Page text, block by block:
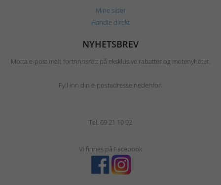
Mine sider
Handle direkt
NYHETSBREV
Motta e-post med fortrinnsrett på eksklusive rabatter og motenyheter.
Fyll inn din e-postadresse nedenfor.
Tel: 69 21 10 92
Vi finnes på Facebook